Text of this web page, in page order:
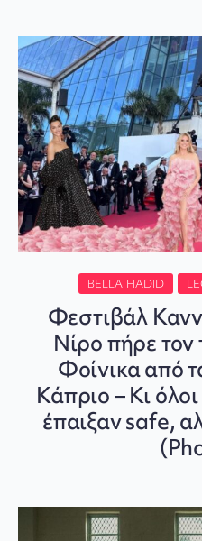
BELLA HADID
Φεστιβάλ
Νίρο πήρε τον
Φοίνικα από
Κάπριο – Κι
έπαιξαν safe,